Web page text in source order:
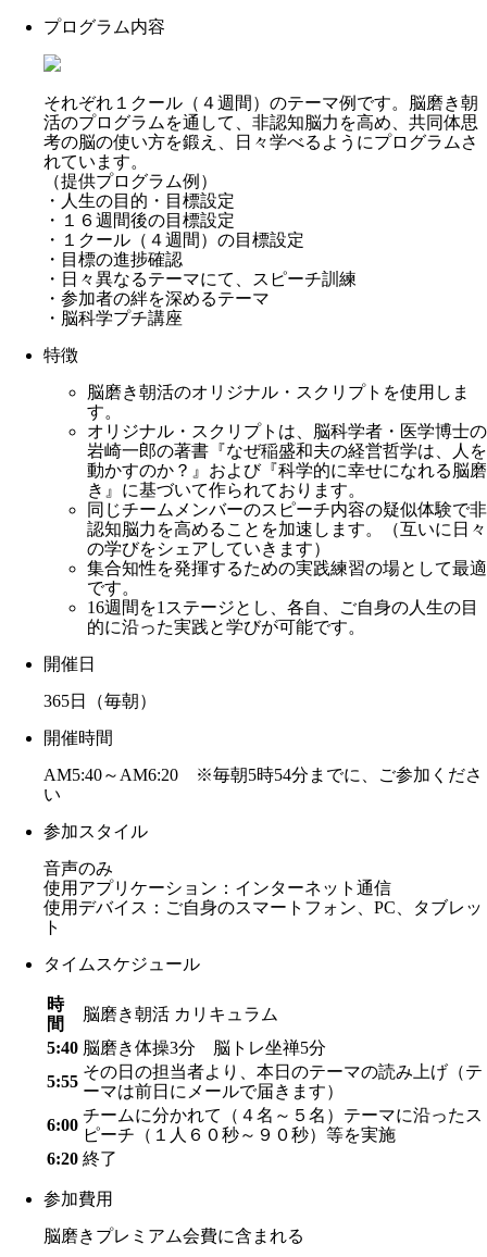
プログラム内容
それぞれ１クール（４週間）のテーマ例です。脳磨き朝
活のプログラムを通して、非認知脳力を高め、共同体思
考の脳の使い方を鍛え、日々学べるようにプログラムさ
れています。
（提供プログラム例）
・人生の目的・目標設定
・１６週間後の目標設定
・１クール（４週間）の目標設定
・目標の進捗確認
・日々異なるテーマにて、スピーチ訓練
・参加者の絆を深めるテーマ
・脳科学プチ講座
特徴
脳磨き朝活のオリジナル・スクリプトを使用しま
す。
オリジナル・スクリプトは、脳科学者・医学博士の
岩崎一郎の著書『なぜ稲盛和夫の経営哲学は、人を
動かすのか？』および『科学的に幸せになれる脳磨
き』に基づいて作られております。
同じチームメンバーのスピーチ内容の疑似体験で非
認知脳力を高めることを加速します。（互いに日々
の学びをシェアしていきます）
集合知性を発揮するための実践練習の場として最適
です。
16週間を1ステージとし、各自、ご自身の人生の目
的に沿った実践と学びが可能です。
開催日
365日（毎朝）
開催時間
AM5:40～AM6:20 ※毎朝5時54分までに、ご参加くださ
い
参加スタイル
音声のみ
使用アプリケーション：インターネット通信
使用デバイス：ご自身のスマートフォン、PC、タブレッ
ト
タイムスケジュール
時
間
脳磨き朝活 カリキュラム
5:40 脳磨き体操3分 脳トレ坐禅5分
5:55
その日の担当者より、本日のテーマの読み上げ（テ
ーマは前日にメールで届きます）
6:00
チームに分かれて（４名～５名）テーマに沿ったス
ピーチ（１人６０秒～９０秒）等を実施
6:20 終了
参加費用
脳磨きプレミアム会費に含まれる